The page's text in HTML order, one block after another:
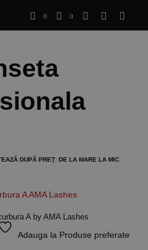
0 0
Adauga la Produse preferate
A by AMA Lashes